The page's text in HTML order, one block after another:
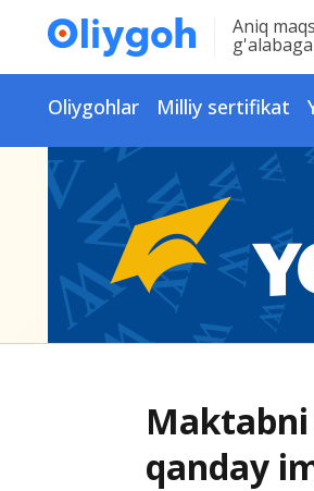
Aniq
Oliygohlar Milliy sertifikat
qanday